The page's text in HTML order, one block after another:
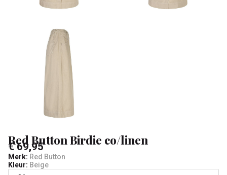
Red Button Birdie co/linen
€ 69,95
Merk: Red Button
Kleur: Beige